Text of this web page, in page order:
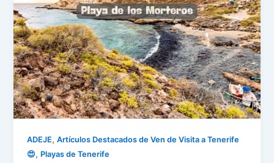
ADEJE,Artículos Destacados de Ven de Visita a Tenerife
😍, Playas de Tenerife